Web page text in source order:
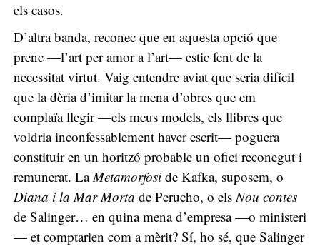
els casos.
D’altra banda, reconec que en aquesta opció que
prenc —l’art per amor a l’art— estic fent de la
necessitat virtut. Vaig entendre aviat que seria difícil
que la dèria d’imitar la mena d’obres que em
complaïa llegir —els meus models, els llibres que
voldria inconfessablement haver escrit— poguera
constituir en un horitzó probable un ofici reconegut i
remunerat. La Metamorfosi de Kafka, suposem, o
Diana i la Mar Morta de Perucho, o els Nou contes
de Salinger… en quina mena d’empresa —o ministeri
— et comptarien com a mèrit? Sí, ho sé, que Salinger